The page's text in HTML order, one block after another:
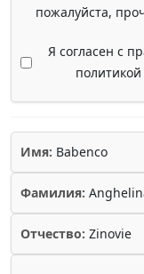
пожалуйста,
Я согласен с
политикой
Имя: Babenco
Фамилия:
Отчество: Zinovie